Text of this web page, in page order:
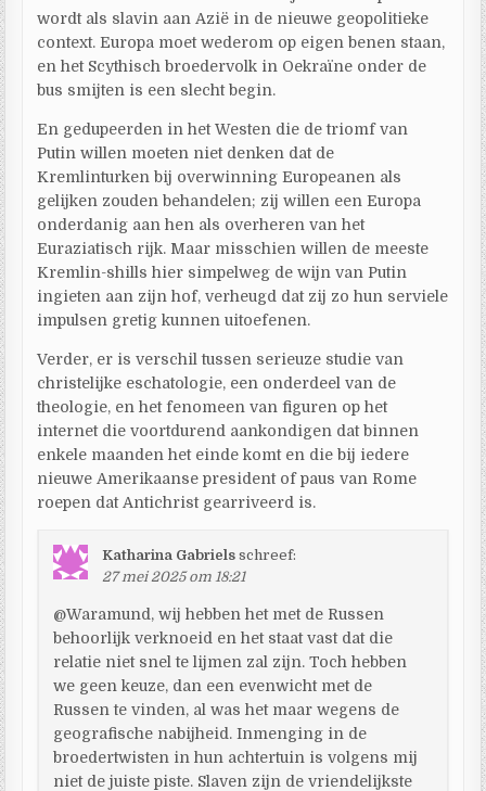
wordt als slavin aan Azië in de nieuwe geopolitieke
context. Europa moet wederom op eigen benen staan,
en het Scythisch broedervolk in Oekraïne onder de
bus smijten is een slecht begin.
En gedupeerden in het Westen die de triomf van
Putin willen moeten niet denken dat de
Kremlinturken bij overwinning Europeanen als
gelijken zouden behandelen; zij willen een Europa
onderdanig aan hen als overheren van het
Euraziatisch rijk. Maar misschien willen de meeste
Kremlin-shills hier simpelweg de wijn van Putin
ingieten aan zijn hof, verheugd dat zij zo hun serviele
impulsen gretig kunnen uitoefenen.
Verder, er is verschil tussen serieuze studie van
christelijke eschatologie, een onderdeel van de
theologie, en het fenomeen van figuren op het
internet die voortdurend aankondigen dat binnen
enkele maanden het einde komt en die bij iedere
nieuwe Amerikaanse president of paus van Rome
roepen dat Antichrist gearriveerd is.
Katharina Gabriels schreef:
27 mei 2025 om 18:21
@Waramund, wij hebben het met de Russen
behoorlijk verknoeid en het staat vast dat die
relatie niet snel te lijmen zal zijn. Toch hebben
we geen keuze, dan een evenwicht met de
Russen te vinden, al was het maar wegens de
geografische nabijheid. Inmenging in de
broedertwisten in hun achtertuin is volgens mij
niet de juiste piste. Slaven zijn de vriendelijkste